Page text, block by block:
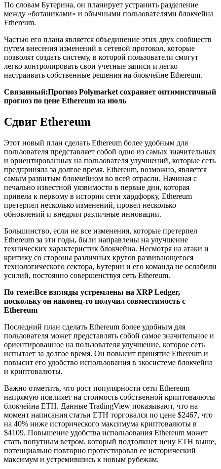
По словам Бутерина, он планирует устранить разделение
между «ботаниками» и обычными пользователями блокчейна
Ethereum.
Частью его плана является объединение этих двух сообществ
путем внесения изменений в сетевой протокол, которые
позволят создать систему, в которой пользователи смогут
легко контролировать свои учетные записи и легко
настраивать собственные решения на блокчейне Ethereum.
Связанный:Прогноз Polymarket сохраняет оптимистичный
прогноз по цене Ethereum на июль
Сдвиг Ethereum
Этот новый план сделать Ethereum более удобным для
пользователя представляет собой одно из самых значительных
и ориентированных на пользователя улучшений, которые сеть
предприняла за долгое время. Ethereum, возможно, является
самым развитым блокчейном во всей отрасли. Начиная с
печально известной уязвимости в первые дни, которая
привела к первому в истории сети хардфорку, Ethereum
претерпел несколько изменений, провел несколько
обновлений и внедрил различные инновации.
Большинство, если не все изменения, которые претерпел
Ethereum за эти годы, были направлены на улучшение
технических характеристик блокчейна. Несмотря на атаки и
критику со стороны различных кругов развивающегося
технологического сектора, Бутерин и его команда не ослабили
усилий, постоянно совершенствуя сеть Ethereum.
По теме:Все взгляды устремлены на XRP Ledger,
поскольку он наконец-то получил совместимость с
Ethereum
Последний план сделать Ethereum более удобным для
пользователя может представлять собой самое значительное и
ориентированное на пользователя улучшение, которое сеть
испытает за долгое время. Он повысит принятие Ethereum и
повысит его удобство использования в экосистеме блокчейна
и криптовалюты.
Важно отметить, что рост популярности сети Ethereum
напрямую повлияет на стоимость собственной криптовалюты
блокчейна ETH. Данные TradingView показывают, что на
момент написания статьи ETH торговался по цене $2467, что
на 40% ниже исторического максимума криптовалюты в
$4109. Повышение удобства использования Ethereum может
стать попутным ветром, который подтолкнет цену ETH выше,
потенциально повторно протестировав ее исторический
максимум и устремившись к новым рубежам.